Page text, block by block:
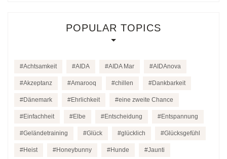
POPULAR TOPICS
Achtsamkeit AIDA AIDA Mar AIDAnova
Akzeptanz Amarooq chillen Dankbarkeit
Dänemark Ehrlichkeit eine zweite Chance
Einfachheit Elbe Entscheidung Entspannung
Geländetraining Glück glücklich Glücksgefühl
Heist Honeybunny Hunde Jaunti